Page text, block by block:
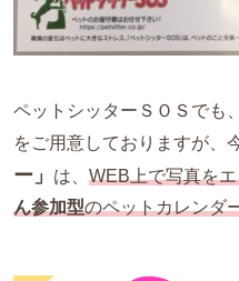
ペットシッターＳＯＳでも
をご用意しておりますが、
ー」
は、 WEB上で写真を
ん参加型のペットカレンダ